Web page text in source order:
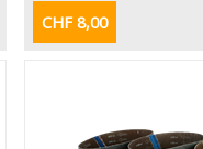
CHF 8,00